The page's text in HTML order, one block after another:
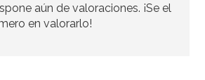
3,50€
aún de valoraciones. ¡Se el
en valorarlo!